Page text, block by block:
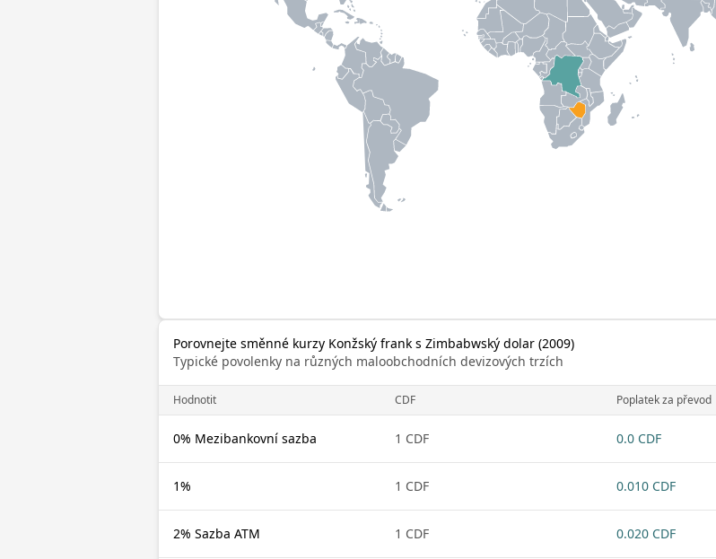
Porovnejte směnné kurzy Konžský frank s Zimbabwský dolar (2009)
Typické povolenky na různých maloobchodních devizových trzích
Hodnotit CDF Poplatek za převod
0% Mezibankovní sazba 1 CDF 0.0 CDF
1% 1 CDF 0.010 CDF
2% Sazba ATM 1 CDF 0.020 CDF